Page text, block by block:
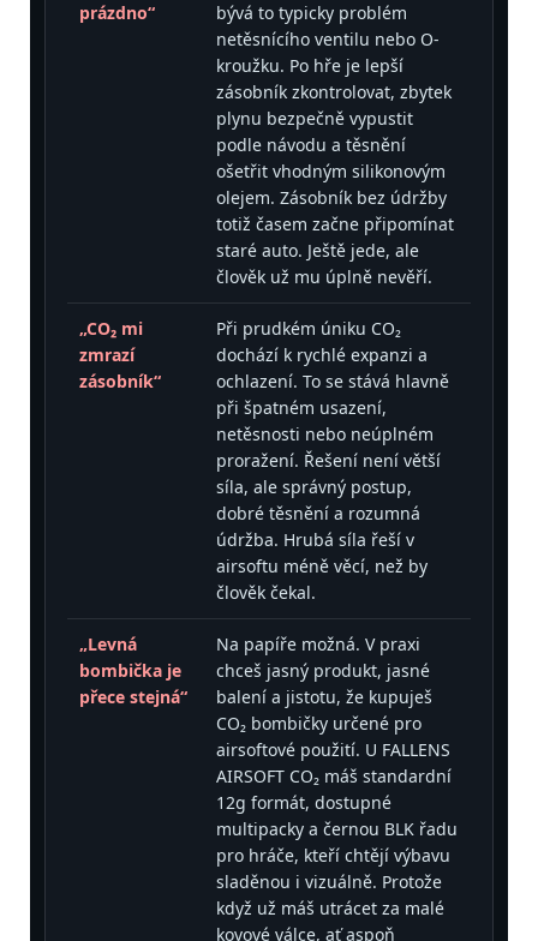
prázdno“
bývá to typicky problém
netěsnícího ventilu nebo O-
kroužku. Po hře je lepší
zásobník zkontrolovat, zbytek
plynu bezpečně vypustit
podle návodu a těsnění
ošetřit vhodným silikonovým
olejem. Zásobník bez údržby
totiž časem začne připomínat
staré auto. Ještě jede, ale
člověk už mu úplně nevěří.
„CO₂ mi
zmrazí
zásobník“
Při prudkém úniku CO₂
dochází k rychlé expanzi a
ochlazení. To se stává hlavně
při špatném usazení,
netěsnosti nebo neúplném
proražení. Řešení není větší
síla, ale správný postup,
dobré těsnění a rozumná
údržba. Hrubá síla řeší v
airsoftu méně věcí, než by
člověk čekal.
„Levná
bombička je
přece stejná“
Na papíře možná. V praxi
chceš jasný produkt, jasné
balení a jistotu, že kupuješ
CO₂ bombičky určené pro
airsoftové použití. U FALLENS
AIRSOFT CO₂ máš standardní
12g formát, dostupné
multipacky a černou BLK řadu
pro hráče, kteří chtějí výbavu
sladěnou i vizuálně. Protože
když už máš utrácet za malé
kovové válce, ať aspoň